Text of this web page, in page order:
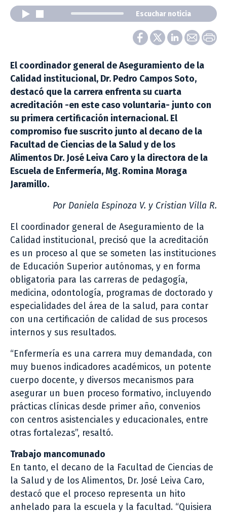
Escuchar noticia
El coordinador general de Aseguramiento de la
Calidad institucional, Dr. Pedro Campos Soto,
destacó que la carrera enfrenta su cuarta
acreditación -en este caso voluntaria- junto con
su primera certificación internacional. El
compromiso fue suscrito junto al decano de la
Facultad de Ciencias de la Salud y de los
Alimentos Dr. José Leiva Caro y la directora de la
Escuela de Enfermería, Mg. Romina Moraga
Jaramillo.
Por Daniela Espinoza V. y Cristian Villa R.
El coordinador general de Aseguramiento de la
Calidad institucional, precisó que la acreditación
es un proceso al que se someten las instituciones
de Educación Superior autónomas, y en forma
obligatoria para las carreras de pedagogía,
medicina, odontología, programas de doctorado y
especialidades del área de la salud, para contar
con una certificación de calidad de sus procesos
internos y sus resultados.
“Enfermería es una carrera muy demandada, con
muy buenos indicadores académicos, un potente
cuerpo docente, y diversos mecanismos para
asegurar un buen proceso formativo, incluyendo
prácticas clínicas desde primer año, convenios
con centros asistenciales y educacionales, entre
otras fortalezas”, resaltó.
Trabajo mancomunado
En tanto, el decano de la Facultad de Ciencias de
la Salud y de los Alimentos, Dr. José Leiva Caro,
destacó que el proceso representa un hito
anhelado para la escuela y la facultad. “Quisiera